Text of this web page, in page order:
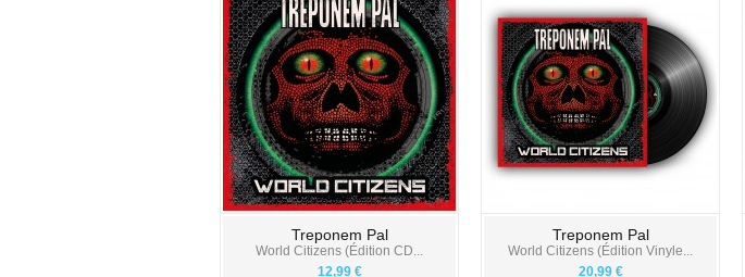
Treponem Pal
World Citizens (Édition CD...
12,99 €
Treponem Pal
World Citizens (Édition Vinyle...
20,99 €